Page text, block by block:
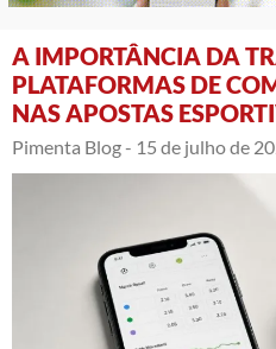
A IMPORTÂNCIA DA
PLATAFORMAS DE
NAS APOSTAS
Pimenta Blog - 15 de julho de